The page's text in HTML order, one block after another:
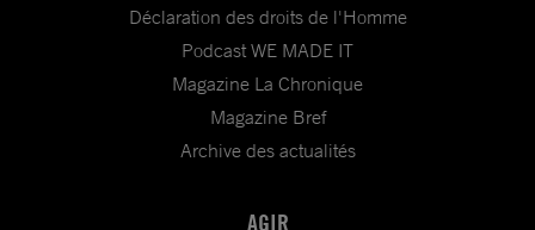
Déclaration des droits de l'Homme
Podcast WE MADE IT
Magazine La Chronique
Magazine Bref
Archive des actualités
AGIR